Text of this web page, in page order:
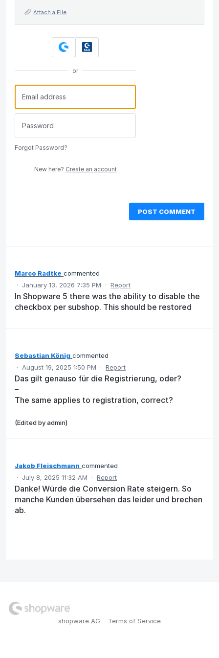
Attach a File
or
Forgot Password?
New here? Create an account
POST COMMENT
Marco Radtke commented
·
January 13, 2026 7:35 PM · Report
In Shopware 5 there was the ability to disable the
checkbox per subshop. This should be restored
Sebastian König commented
· August 19, 2025 1:50 PM · Report
Das gilt genauso für die Registrierung, oder?
–
The same applies to registration, correct?
(Edited by admin)
Jakob Fleischmann commented
·
July 8, 2025 11:32 AM · Report
Danke! Würde die Conversion Rate steigern. So
manche Kunden übersehen das leider und brechen
ab.
shopware AG Terms of Service